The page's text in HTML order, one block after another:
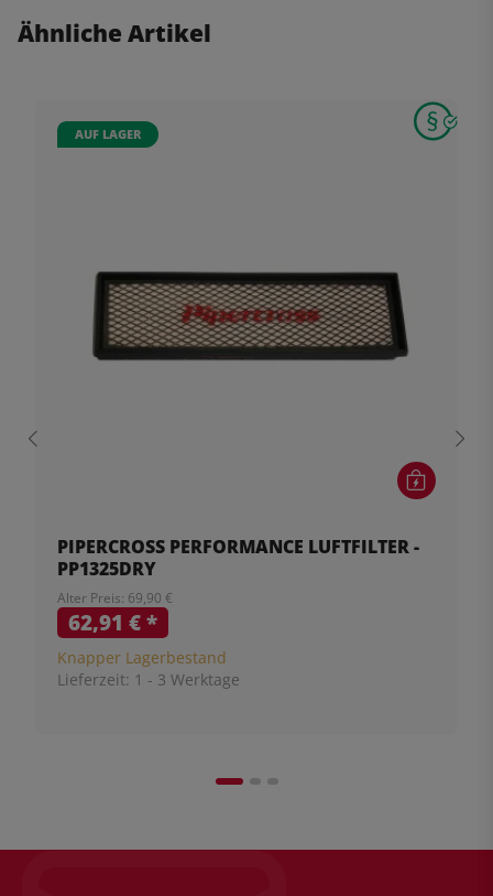
Ähnliche Artikel
AUF LAGER
PIPERCROSS PERFORMANCE LUFTFILTER -
PP1325DRY
Alter Preis: 69,90 €
62,91 €*
Knapper Lagerbestand
Lieferzeit: 1 - 3 Werktage